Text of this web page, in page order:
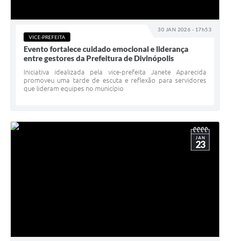
30 JAN 2026 - 17h53
VICE-PREFEITA
Evento fortalece cuidado emocional e liderança
entre gestores da Prefeitura de Divinópolis
Iniciativa idealizada pela vice-prefeita Janete Aparecida
promoveu uma tarde de escuta e reflexão para servidores
que lideram equipes no município
JAN
23